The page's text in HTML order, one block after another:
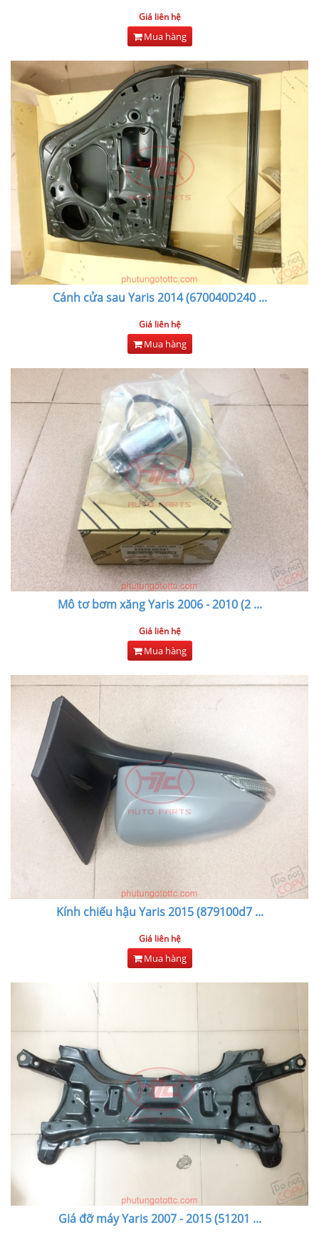
Giá liên hệ
Mua hàng
Cánh cửa sau Yaris 2014 (670040D240...
Giá liên hệ
Mua hàng
Mô tơ bơm xăng Yaris 2006 - 2010 (2...
Giá liên hệ
Mua hàng
Kính chiếu hậu Yaris 2015 (879100d7...
Giá liên hệ
Mua hàng
Giá đỡ máy Yaris 2007 - 2015 (51201 ...